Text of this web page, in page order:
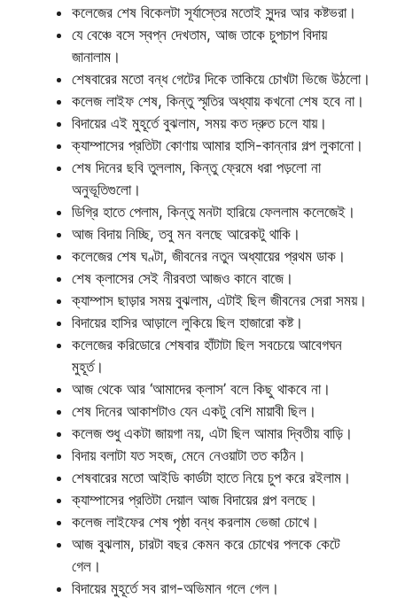
কলেজের শেষ বিকেলটা সূর্যাস্তের মতোই সুন্দর আর কষ্টভরা।
যে বেঞ্চে বসে স্বপ্ন দেখতাম, আজ তাকে চুপচাপ বিদায়
জানালাম।
শেষবারের মতো বন্ধ গেটের দিকে তাকিয়ে চোখটা ভিজে উঠলো।
কলেজ লাইফ শেষ, কিন্তু স্মৃতির অধ্যায় কখনো শেষ হবে না।
বিদায়ের এই মুহূর্তে বুঝলাম, সময় কত দ্রুত চলে যায়।
ক্যাম্পাসের প্রতিটা কোণায় আমার হাসি-কান্নার গল্প লুকানো।
শেষ দিনের ছবি তুললাম, কিন্তু ফ্রেমে ধরা পড়লো না
অনুভূতিগুলো।
ডিগ্রি হাতে পেলাম, কিন্তু মনটা হারিয়ে ফেললাম কলেজেই।
আজ বিদায় নিচ্ছি, তবু মন বলছে আরেকটু থাকি।
কলেজের শেষ ঘণ্টা, জীবনের নতুন অধ্যায়ের প্রথম ডাক।
শেষ ক্লাসের সেই নীরবতা আজও কানে বাজে।
ক্যাম্পাস ছাড়ার সময় বুঝলাম, এটাই ছিল জীবনের সেরা সময়।
বিদায়ের হাসির আড়ালে লুকিয়ে ছিল হাজারো কষ্ট।
কলেজের করিডোরে শেষবার হাঁটাটা ছিল সবচেয়ে আবেগঘন
মুহূর্ত।
আজ থেকে আর ‘আমাদের ক্লাস’ বলে কিছু থাকবে না।
শেষ দিনের আকাশটাও যেন একটু বেশি মায়াবী ছিল।
কলেজ শুধু একটা জায়গা নয়, এটা ছিল আমার দ্বিতীয় বাড়ি।
বিদায় বলাটা যত সহজ, মেনে নেওয়াটা তত কঠিন।
শেষবারের মতো আইডি কার্ডটা হাতে নিয়ে চুপ করে রইলাম।
ক্যাম্পাসের প্রতিটা দেয়াল আজ বিদায়ের গল্প বলছে।
কলেজ লাইফের শেষ পৃষ্ঠা বন্ধ করলাম ভেজা চোখে।
আজ বুঝলাম, চারটা বছর কেমন করে চোখের পলকে কেটে
গেল।
বিদায়ের মুহূর্তে সব রাগ-অভিমান গলে গেল।